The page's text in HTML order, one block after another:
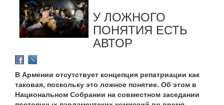
У ЛОЖНОГО
ПОНЯТИЯ ЕСТЬ
АВТОР
В Армении отсутствует концепция репатриации как
таковая, поскольку это ложное понятие. Об этом в
Национальном Собрании на совместном заседании